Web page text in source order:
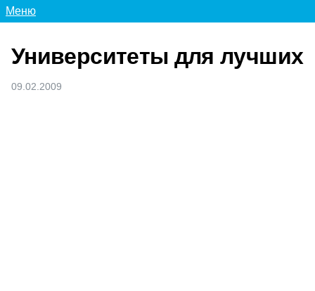
Меню
Университеты для лучших
09.02.2009